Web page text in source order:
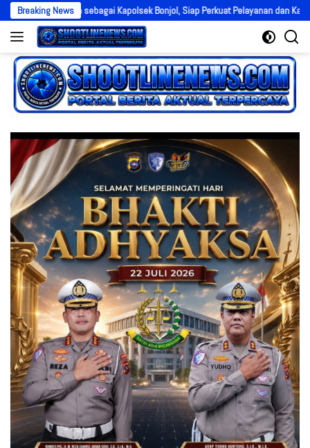
Langsung
ke
konten
Breaking News
sebagai Kapolsek Bonjol, Siap Perkuat Pelayanan dan Kamtibmas di